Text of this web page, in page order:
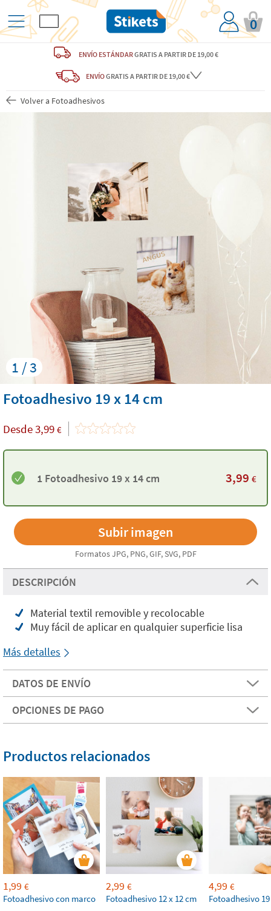
0
ENVÍO ESTÁNDARGRATIS A PARTIR DE 19,00 €
ENVÍOGRATIS A PARTIR DE 19,00 €
Volver a Fotoadhesivos
1 / 3
Fotoadhesivo 19 x 14 cm
Desde3,99 €
1 Fotoadhesivo 19 x 14 cm 3,99 €
Formatos JPG, PNG, GIF, SVG, PDF
DESCRIPCIÓN
Material textil removible y recolocable
Muy fácil de aplicar en qualquier superficie lisa
Más detalles
DATOS DE ENVÍO
OPCIONES DE PAGO
Productos relacionados
1,99 €
Fotoadhesivo con marco
2,99 €
Fotoadhesivo 12 x 12 cm
4,99 €
Fotoadhesivo